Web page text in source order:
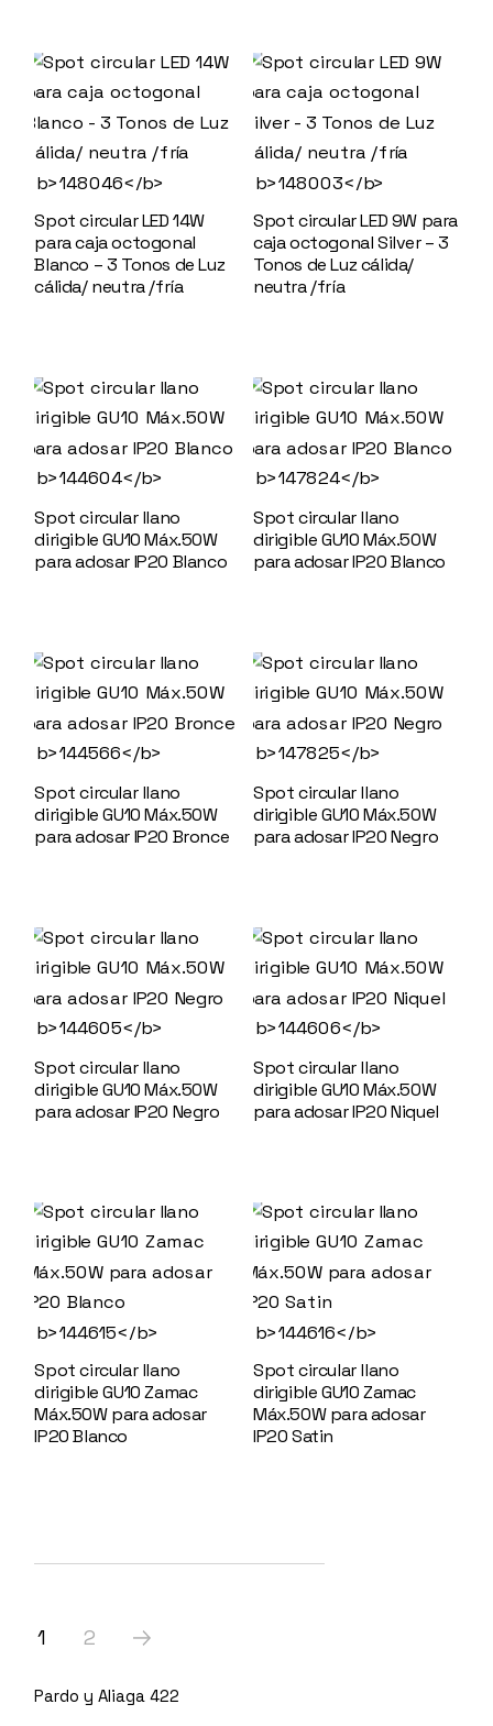
Spot circular LED 14W
para caja octogonal
Blanco – 3 Tonos de Luz
cálida/ neutra /fría
Spot circular LED 9W para
caja octogonal Silver – 3
Tonos de Luz cálida/
neutra /fría
Spot circular llano
dirigible GU10 Máx.50W
para adosar IP20 Blanco
Spot circular llano
dirigible GU10 Máx.50W
para adosar IP20 Blanco
Spot circular llano
dirigible GU10 Máx.50W
para adosar IP20 Bronce
Spot circular llano
dirigible GU10 Máx.50W
para adosar IP20 Negro
Spot circular llano
dirigible GU10 Máx.50W
para adosar IP20 Negro
Spot circular llano
dirigible GU10 Máx.50W
para adosar IP20 Niquel
Spot circular llano
dirigible GU10 Zamac
Máx.50W para adosar
IP20 Blanco
Spot circular llano
dirigible GU10 Zamac
Máx.50W para adosar
IP20 Satin
1 2
Pardo y Aliaga 422